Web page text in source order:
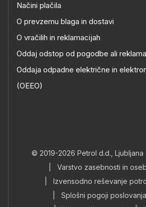
Načini plačila
O prevzemu blaga in dostavi
O vračilih in reklamacijah
Oddaj odstop od pogodbe ali
Oddaja odpadne električne in
(OEEO)
© 2019-2026 Petrol d.d., Ljubljana
Varstvo zasebnosti in
Izvensodno reševanje
Splošni pogoji poslovanja